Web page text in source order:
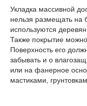
Укладка массивной
нельзя размещать на
используются
Также покрытие
Поверхность его
забывать и о
или на фанерное
мастиками,